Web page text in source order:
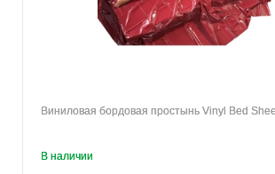
Виниловая бордовая простынь Vinyl Bed
В наличии